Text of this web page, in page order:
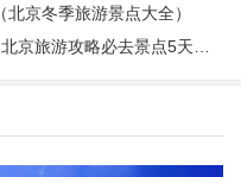
京冬季旅游景点大全）
下一篇：北京旅游攻略必去景点5天（北京旅游攻略必去景点5天免费）